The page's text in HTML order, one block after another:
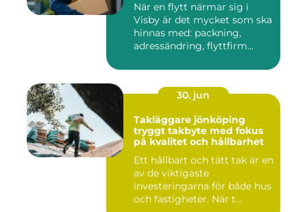
När en flytt närmar sig i
Visby är det mycket som ska
hinnas med: packning,
adressändring, flyttfirm...
30. jun
Takläggare jönköping
tryggt takbyte med fokus
på kvalitet och hållbarhet
Ett hållbart och tätt tak är en
av de viktigaste
investeringarna för både hus
och fastigheter. När t...